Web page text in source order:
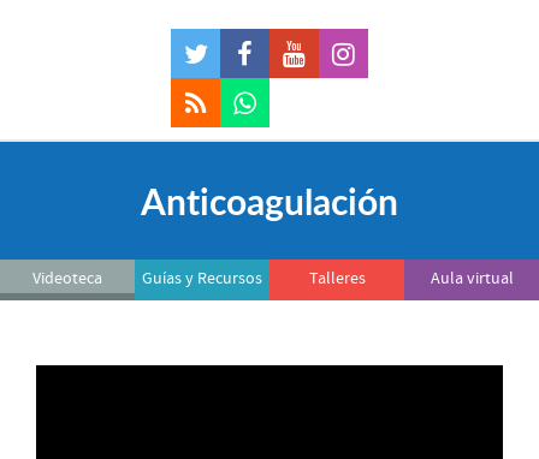
Anticoagulación
Videoteca Guías y Recursos Talleres Aula virtual